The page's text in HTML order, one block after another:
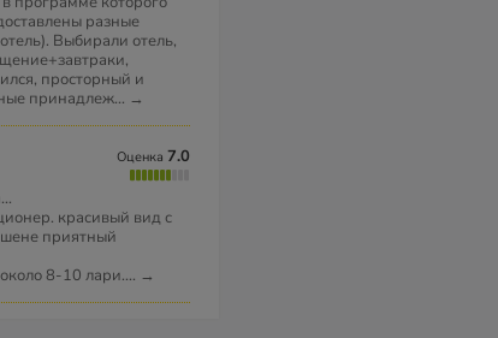
разные
Выбирали отель,
просторный и
принадлеж... →
Оценка
7.0
красивый вид с
приятный
8-10 лари.... →